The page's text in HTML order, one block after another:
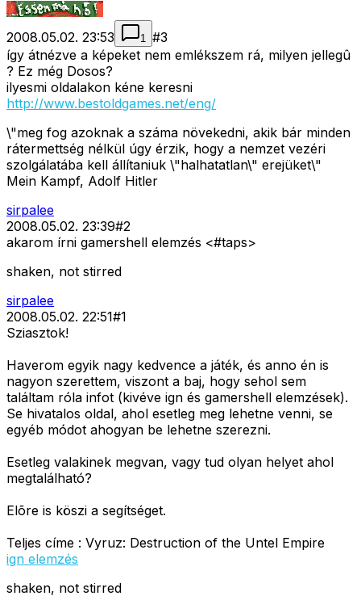
2008.05.02. 23:53 1 #3
így átnézve a képeket nem emlékszem rá, milyen jellegû
? Ez még Dosos?
ilyesmi oldalakon kéne keresni
http://www.bestoldgames.net/eng/
\"meg fog azoknak a száma növekedni, akik bár minden
rátermettség nélkül úgy érzik, hogy a nemzet vezéri
szolgálatába kell állítaniuk \"halhatatlan\" erejüket\"
Mein Kampf, Adolf Hitler
sirpalee
2008.05.02. 23:39#2
akarom írni gamershell elemzés <#taps>
shaken, not stirred
sirpalee
2008.05.02. 22:51#1
Sziasztok!
Haverom egyik nagy kedvence a játék, és anno én is
nagyon szerettem, viszont a baj, hogy sehol sem
találtam róla infot (kivéve ign és gamershell elemzések).
Se hivatalos oldal, ahol esetleg meg lehetne venni, se
egyéb módot ahogyan be lehetne szerezni.
Esetleg valakinek megvan, vagy tud olyan helyet ahol
megtalálható?
Elõre is köszi a segítséget.
Teljes címe : Vyruz: Destruction of the Untel Empire
ign elemzés
shaken, not stirred